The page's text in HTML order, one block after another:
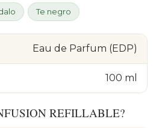
Te negro
Eau de Parfum (EDP)
100 ml
REFILLABLE?